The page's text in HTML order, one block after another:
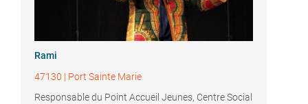
Rami
47130 | Port Sainte Marie
Responsable du Point Accueil Jeunes, Centre Social